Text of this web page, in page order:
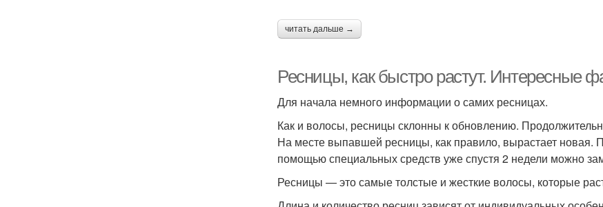
читать дальше →
Ресницы, как быстро растут. Интересные
Для начала немного информации о самих ресницах.
Как и волосы, ресницы склонны к обновлению.
На месте выпавшей ресницы, как правило, вырастает новая.
помощью специальных средств уже спустя 2 недели можно
Ресницы — это самые толстые и жесткие волосы, которые